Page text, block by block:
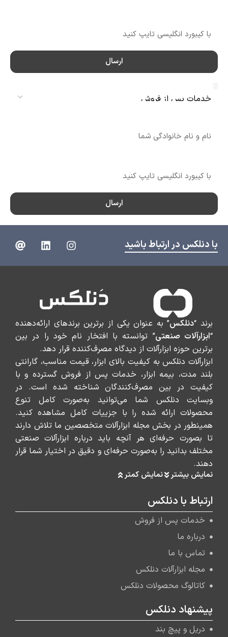
ارسال
ارسال
با دنلکس در ارتباط باشید
برند “دنلکس” به عنوان یکی از برترین برندهای ارائه‌دهنده
“ابزارآلات صنعتی” توانسته با افتخار نام خود را در بین
برترین حوزه ابزارآلات از دیدگاه مصرف‌کننده قرار دهد.
ابزارآلات دنلکس به کیفیت بالای ابزار، قیمت مناسب، گارانتی
بلند مدت، بیمه ابزار، خدمات پس از فروش گسترده و با
کیفیت در بین مصرف‌کنندگان شناخته شده است. در
وبسایت دنلکس شما می‌توانید به‌صورت کامل تنوع
محصولات ارائه شده را با جزییات کامل مشاهده کنید.
همینطور در بخش مجله ابزارآلات متخصصین ما تلاش دارند
تا بصورت حرفه‌ای هر آنچه باید درباره ابزارآلات صنعتی
مختلف بدانید را به‌صورت حرفه‌ای و دقیق در اختیار شما قرار
دهند.
نمایش بیشتر نمایش کمتر
ارتباط با دنلکس
خدمات پس از فروش
درباره ما
تماس با ما
مجله ابزارآلات دنلکس
کاتالوگ محصولات دنلکس
پیشنهاد دنلکس
دریل و پیچ بند